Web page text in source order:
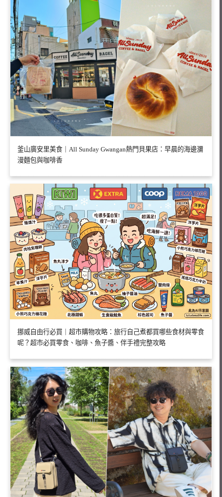
釜山廣安里美食｜All Sunday Gwangan熱門貝果店：早晨的海邊瀰
漫麵包與咖啡香
挪威自由行必買｜超市購物攻略：旅行自己煮都買哪些食材與零食
呢？超市必買零食、咖啡、魚子醬、伴手禮完整攻略